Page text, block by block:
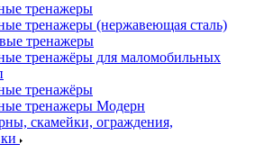
тренажеры
тренажеры (нержавеющая сталь)
тренажеры
тренажёры для маломобильных
тренажёры
тренажеры Модерн
скамейки, ограждения,